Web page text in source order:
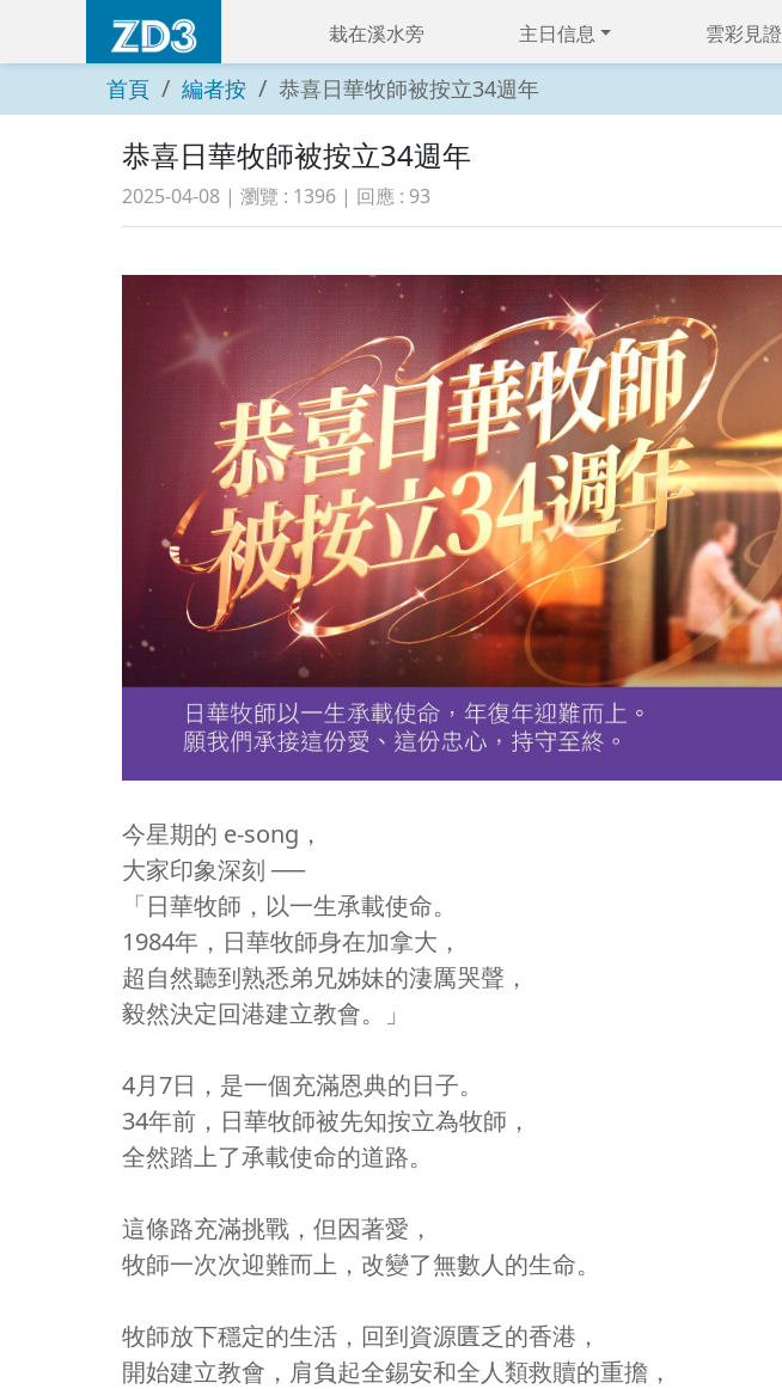
栽在溪水旁 主日信息 雲彩見證
首頁 編者按 恭喜日華牧師被按立34週年
恭喜日華牧師被按立34週年
2025-04-08 | 瀏覽 : 1396 | 回應 : 93
今星期的 e-song，
大家印象深刻 ──
「日華牧師，以一生承載使命。
1984年，日華牧師身在加拿大，
超自然聽到熟悉弟兄姊妹的淒厲哭聲，
毅然決定回港建立教會。」
4月7日，是一個充滿恩典的日子。
34年前，日華牧師被先知按立為牧師，
全然踏上了承載使命的道路。
這條路充滿挑戰，但因著愛，
牧師一次次迎難而上，改變了無數人的生命。
牧師放下穩定的生活，回到資源匱乏的香港，
開始建立教會，肩負起全錫安和全人類救贖的重擔，